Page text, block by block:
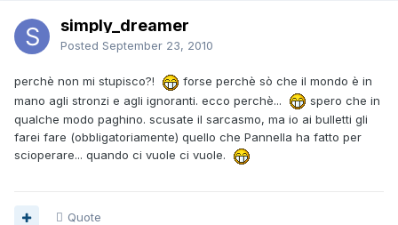
simply_dreamer
Posted September 23, 2010
perchè non mi stupisco?!
forse perchè sò che il mondo è in
mano agli stronzi e agli ignoranti. ecco perchè...
spero che in
qualche modo paghino. scusate il sarcasmo, ma io ai bulletti gli
farei fare (obbligatoriamente) quello che Pannella ha fatto per
scioperare... quando ci vuole ci vuole.
Quote